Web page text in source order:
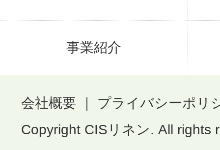
事業紹介
会社概要
プライバシーポリ
Copyright CISリネン. All rights